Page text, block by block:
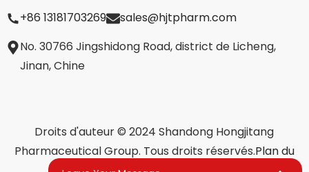
+86 13181703269
sales@hjtpharm.com
No. 30766 Jingshidong Road, district de Licheng,
Jinan, Chine
Droits d'auteur © 2024 Shandong Hongjitang
Pharmaceutical Group. Tous droits réservés.Plan du